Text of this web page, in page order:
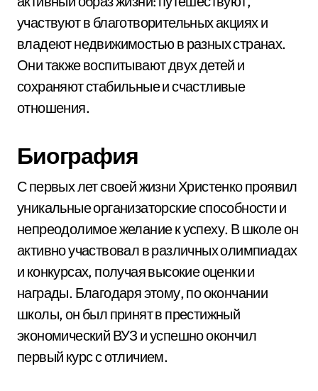
участвуют в благотворительных акциях и
владеют недвижимостью в разных странах.
Они также воспитывают двух детей и
сохраняют стабильные и счастливые
отношения.
Биография
С первых лет своей жизни Христенко проявил
уникальные организаторские способности и
непреодолимое желание к успеху. В школе он
активно участвовал в различных олимпиадах
и конкурсах, получая высокие оценки и
награды. Благодаря этому, по окончании
школы, он был принят в престижный
экономический ВУЗ и успешно окончил
первый курс с отличием.